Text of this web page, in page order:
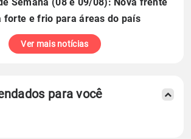
forte e frio para áreas do país
Ver mais notícias
para você